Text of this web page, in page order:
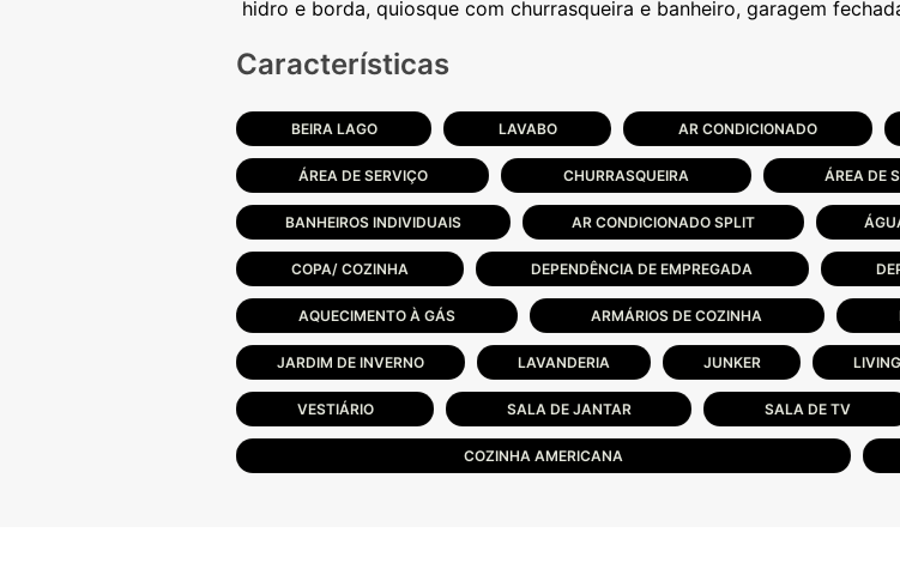
Características
BEIRA LAGO LAVABO AR CONDICIONADO
ÁREA DE SERVIÇO CHURRASQUEIRA ÁREA DE
BANHEIROS INDIVIDUAIS AR CONDICIONADO SPLIT
COPA/ COZINHA DEPENDÊNCIA DE EMPREGADA
AQUECIMENTO À GÁS ARMÁRIOS DE COZINHA
JARDIM DE INVERNO LAVANDERIA JUNKER LIVING
VESTIÁRIO SALA DE JANTAR SALA DE TV
COZINHA AMERICANA